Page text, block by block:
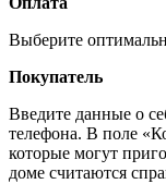
Выберите
Покупатель
Введите данные о
телефона. В поле
которые могут
доме считаются